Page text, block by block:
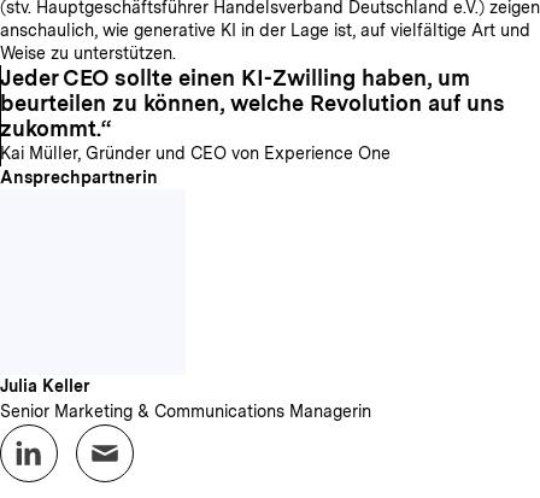
Ansprechpartnerin
Julia Keller
Senior Marketing & Communications Managerin
(stv. Hauptgeschäftsführer Handelsverband Deutschland e.V.) zeigen
anschaulich, wie generative KI in der Lage ist, auf vielfältige Art und
Weise zu unterstützen.
Jeder CEO sollte einen KI-Zwilling haben, um
beurteilen zu können, welche Revolution auf uns
zukommt.
Kai Müller, Gründer und CEO von Experience One